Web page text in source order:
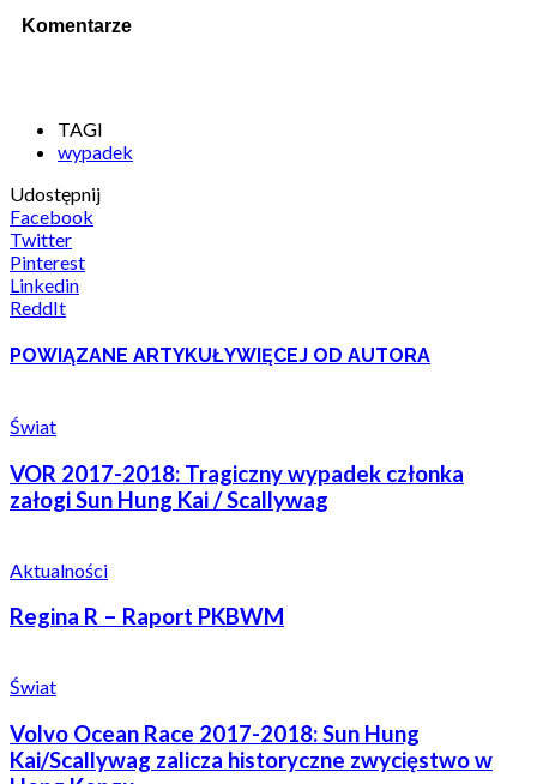
Komentarze
TAGI
wypadek
Udostępnij
Facebook
Twitter
Pinterest
Linkedin
ReddIt
POWIĄZANE ARTYKUŁYWIĘCEJ OD AUTORA
Świat
VOR 2017-2018: Tragiczny wypadek członka
załogi Sun Hung Kai / Scallywag
Aktualności
Regina R – Raport PKBWM
Świat
Volvo Ocean Race 2017-2018: Sun Hung
Kai/Scallywag zalicza historyczne zwycięstwo w